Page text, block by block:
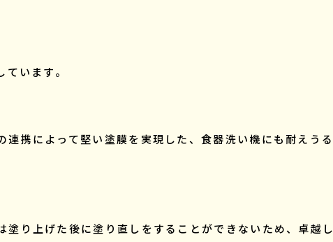
います。
連携によって堅い塗膜を実現した、食器洗い機にも耐えうる
り上げた後に塗り直しをすることができないため、卓越し